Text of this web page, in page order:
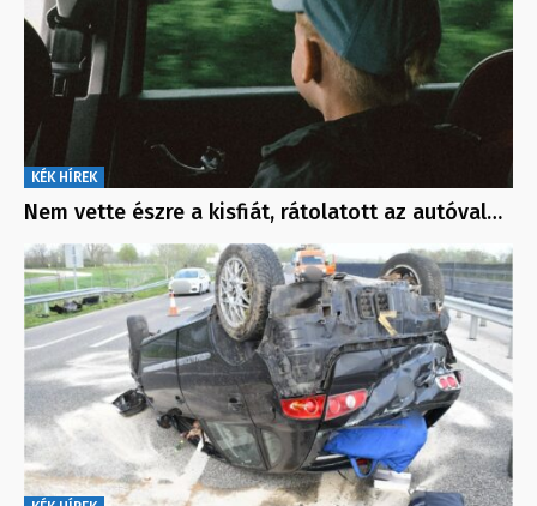
KÉK HÍREK
Nem vette észre a kisfiát, rátolatott az autóval…